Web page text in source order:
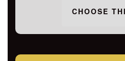
CHOOSE